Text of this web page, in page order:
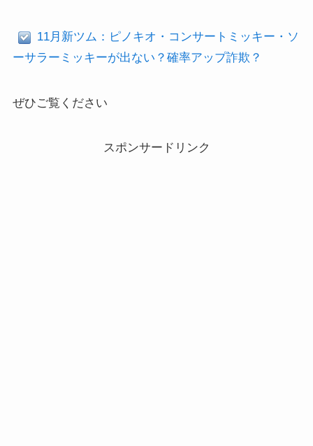
11月新ツム：ピノキオ・コンサートミッキー・ソ
ーサラーミッキーが出ない？確率アップ詐欺？
ぜひご覧ください
スポンサードリンク